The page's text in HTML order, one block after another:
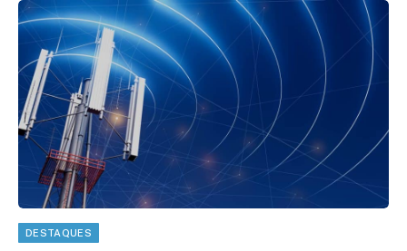
DESTAQUES